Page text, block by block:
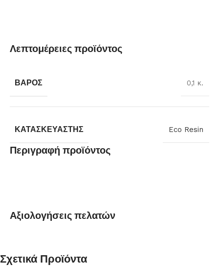
Λεπτομέρειες προϊόντος
ΒΆΡΟΣ 0,1 κ.
ΚΑΤΑΣΚΕΥΑΣΤΉΣ Eco Resin
Περιγραφή προϊόντος
Αξιολογήσεις πελατών
Σχετικά Προϊόντα